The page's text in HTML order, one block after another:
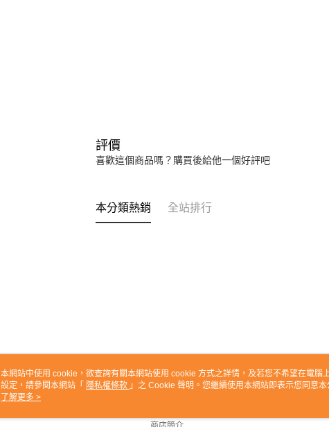
評價
喜歡這個商品嗎？購買後給他一個好評吧
本分類熱銷 全站排行
關於我們
本網站中使用 cookie，欲查詢有關本網站使用 cookie 方式之詳情，及若您不希望在電腦
設定，請參閱本網站「 隱私權條款 」之 Cookie 聲明。您繼續使用本網站即表示您同意
使用 cookie。
了解更多 >